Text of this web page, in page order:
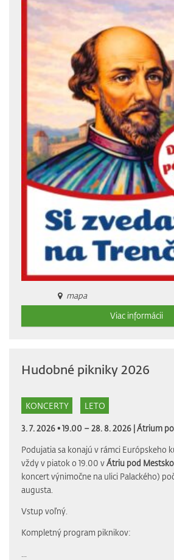
mapa
Viac informácii
Hudobné pikniky 2026
KONCERTY LETO
3. 7. 2026 • 19.00 – 28. 8. 2026 | Átrium
Podujatia sa konajú v rámci Európskeho
vždy v piatok o 19.00 vÁtriu pod
koncert výnimočne na ulici Palackého)
augusta.
Vstup voľný.
Kompletný program piknikov:
...